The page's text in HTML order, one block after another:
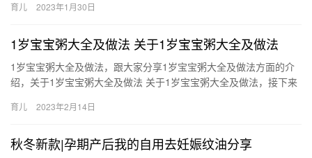
吃…
育儿 2023年1月30日
1岁宝宝粥大全及做法 关于1岁宝宝粥大全及做法
1岁宝宝粥大全及做法，跟大家分享1岁宝宝粥大全及做法方面的介
绍，关于1岁宝宝粥大全及做法 关于1岁宝宝粥大全及做法，接下来
育儿 2023年2月14日
秋冬新款|孕期产后我的自用去妊娠纹油分享